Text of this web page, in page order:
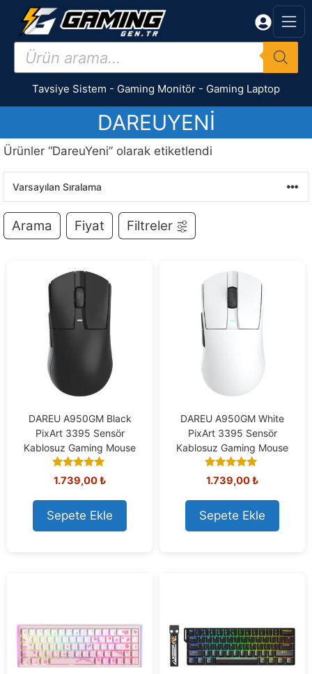
İçeriğe
Products
search
Tavsiye Sistem - Gaming Monitör - Gaming Laptop
DAREUYENI
Ürünler “DareuYeni” olarak etiketlendi
Arama Fiyat Filtreler
DAREU A950GM Black
PixArt 3395 Sensör
Kablosuz Gaming Mouse
4.75
out of 5
1.739,00₺
Sepete Ekle
DAREU A950GM White
PixArt 3395 Sensör
Kablosuz Gaming Mouse
4.80
out of 5
1.739,00₺
Sepete Ekle